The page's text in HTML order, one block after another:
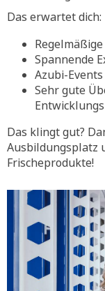
Das erwartet dich:
Spannende
Azubi-
Sehr gute
Das klingt gut?
Ausbildungsplatz
Frischeprodukte!